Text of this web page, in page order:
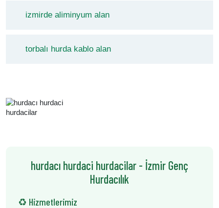
izmirde aliminyum alan
torbalı hurda kablo alan
hurdacı hurdaci hurdacilar - İzmir Genç
Hurdacılık
♻️ Hizmetlerimiz